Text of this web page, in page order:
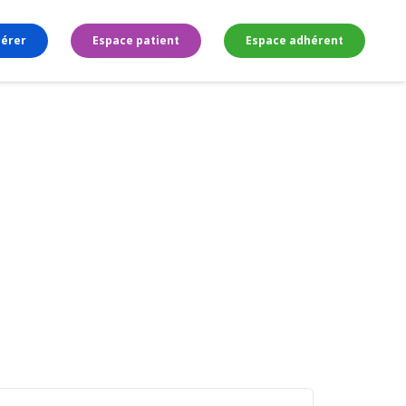
Espace patient Espace adhérent